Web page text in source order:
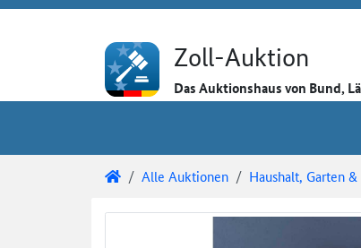
Zoll-Auktion
Das Auktionshaus von Bund,
Zoll-Auktion
Alle Auktionen Haushalt, Garten
Auktionsdetails
Auktionsüberblick